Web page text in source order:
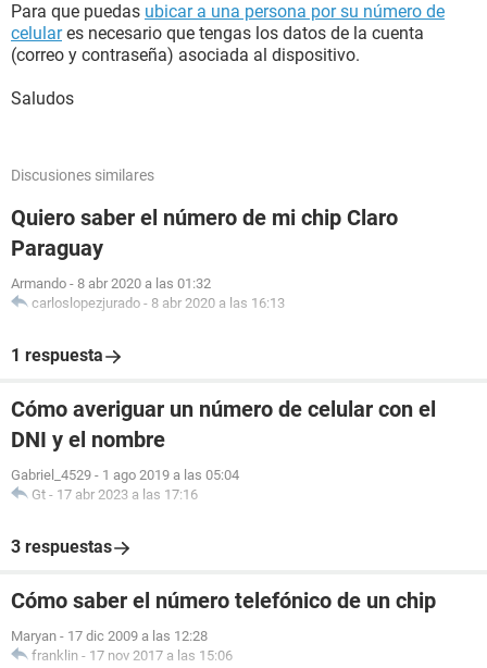
Para que puedas ubicar a una persona por su número de
celulares necesario que tengas los datos de la cuenta
(correo y contraseña) asociada al dispositivo.
Saludos
Discusiones similares
Quiero saber el número de mi chip Claro
Paraguay
Armando - 8 abr 2020 a las 01:32
carloslopezjurado - 8 abr 2020 a las 16:13
1 respuesta
Cómo averiguar un número de celular con el
DNI y el nombre
Gabriel_4529 - 1 ago 2019 a las 05:04
Gt - 17 abr 2023 a las 17:16
3 respuestas
Cómo saber el número telefónico de un chip
Maryan - 17 dic 2009 a las 12:28
franklin - 17 nov 2017 a las 15:06